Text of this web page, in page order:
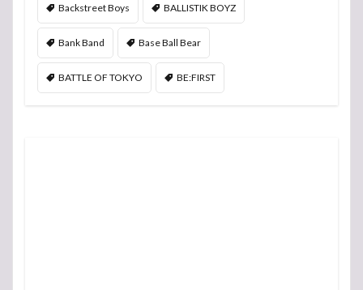
Backstreet Boys BALLISTIK BOYZ
Bank Band Base Ball Bear
BATTLE OF TOKYO BE:FIRST